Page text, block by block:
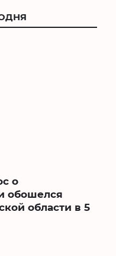
о
обошелся
области в 5